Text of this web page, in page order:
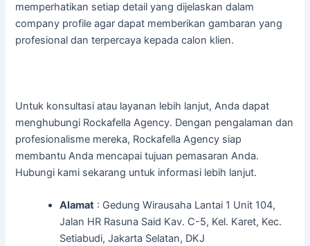
memperhatikan setiap detail yang dijelaskan dalam
company profile agar dapat memberikan gambaran yang
profesional dan terpercaya kepada calon klien.
Untuk konsultasi atau layanan lebih lanjut, Anda dapat
menghubungi Rockafella Agency. Dengan pengalaman dan
profesionalisme mereka, Rockafella Agency siap
membantu Anda mencapai tujuan pemasaran Anda.
Hubungi kami sekarang untuk informasi lebih lanjut.
Alamat : Gedung Wirausaha Lantai 1 Unit 104,
Jalan HR Rasuna Said Kav. C-5, Kel. Karet, Kec.
Setiabudi, Jakarta Selatan, DKJ